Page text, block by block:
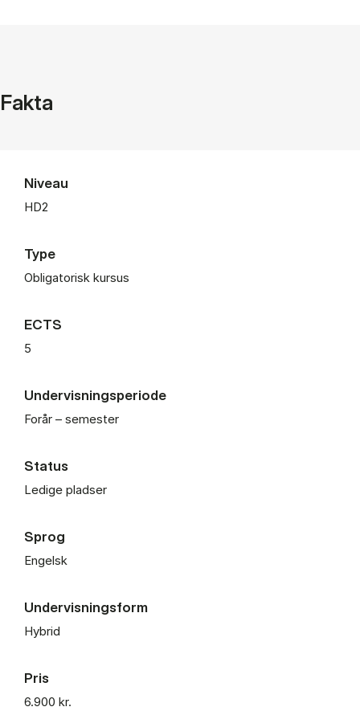
Fakta
Niveau
HD2
Type
Obligatorisk kursus
ECTS
5
Undervisningsperiode
Forår – semester
Status
Ledige pladser
Sprog
Engelsk
Undervisningsform
Hybrid
Pris
6.900 kr.